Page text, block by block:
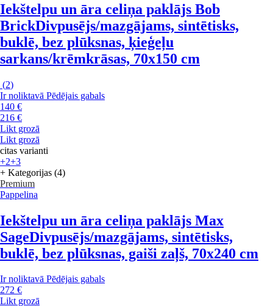
Iekštelpu un āra celiņa paklājs Bob
BrickDivpusējs/mazgājams, sintētisks,
buklē, bez plūksnas, ķieģeļu
sarkans/krēmkrāsas, 70x150 cm
(2)
Ir noliktavā Pēdējais gabals
140 €
216 €
Likt grozā
Likt grozā
citas varianti
+2+3
+ Kategorijas (4)
Premium
Pappelina
Iekštelpu un āra celiņa paklājs Max
SageDivpusējs/mazgājams, sintētisks,
buklē, bez plūksnas, gaiši zaļš, 70x240 cm
Ir noliktavā Pēdējais gabals
272 €
Likt grozā